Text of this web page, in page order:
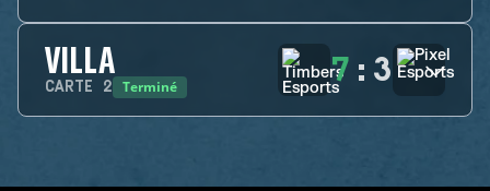
VILLA
CARTE 2 Terminé 7 : 3